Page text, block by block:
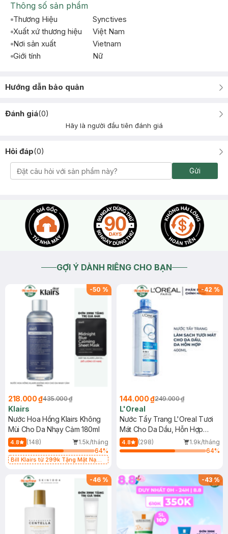
Thông số sản phẩm
Thương Hiệu
Synctives
Xuất xứ thương hiệu
Việt Nam
Nơi sản xuất
Vietnam
Giới tính
Nữ
Hướng dẫn bảo quản
Đánh giá(0)
Hãy là người đầu tiên đánh giá
Hỏi đáp(0)
Gửi
GỢI Ý DÀNH RIÊNG CHO BẠN
-50 %
218.000 ₫435.000 ₫
Klairs
Nước Hoa Hồng Klairs Không
Mùi Cho Da Nhạy Cảm 180ml
4.8 (148)
1.5k/tháng
64%
Bill Klairs từ 299k Tặng Mặt Nạ
25ml (SL Có Hạn)
-42 %
144.000 ₫249.000 ₫
L'Oreal
Nước Tẩy Trang L'Oreal Tươi
Mát Cho Da Dầu, Hỗn Hợp
400ml
4.8 (298)
1.9k/tháng
64%
-46 % -43%